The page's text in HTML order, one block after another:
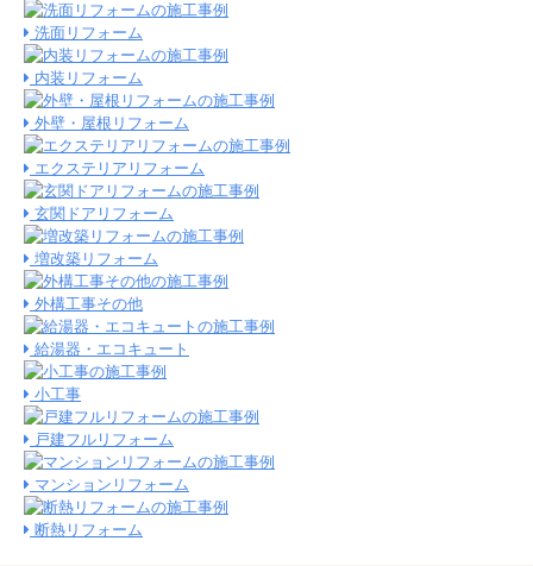
洗面リフォーム
内装リフォーム
外壁・屋根リフォーム
エクステリアリフォーム
玄関ドアリフォーム
増改築リフォーム
外構工事その他
給湯器・エコキュート
小工事
戸建フルリフォーム
マンションリフォーム
断熱リフォーム